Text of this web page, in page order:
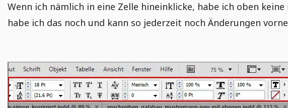
Wenn ich nämlich in eine Zelle hineinklicke, habe ich oben
habe ich das noch und kann so jederzeit noch Änderungen